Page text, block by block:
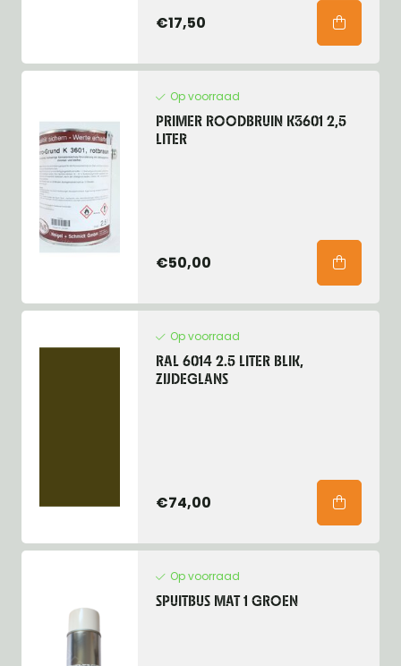
€17,50
Op voorraad
PRIMER ROODBRUIN K3601 2,5
LITER
€50,00
Op voorraad
RAL 6014 2.5 LITER BLIK,
ZIJDEGLANS
€74,00
Op voorraad
SPUITBUS MAT 1 GROEN